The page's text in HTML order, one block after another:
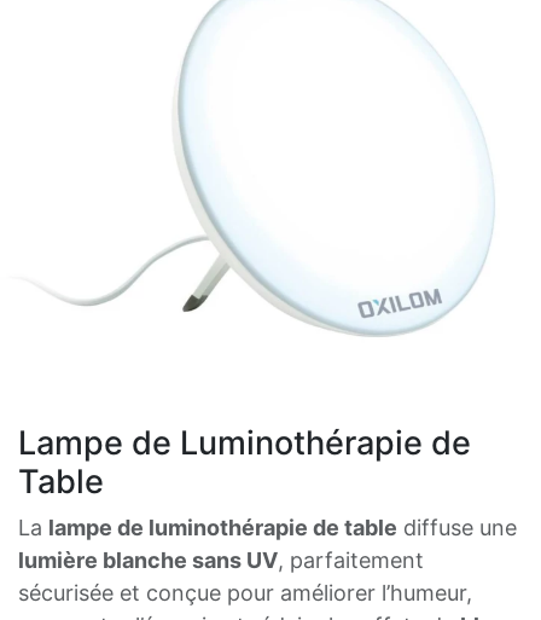
Lampe de Luminothérapie de
Table
La lampe de luminothérapie de table diffuse une
lumière blanche sans UV, parfaitement
sécurisée et conçue pour améliorer l’humeur,